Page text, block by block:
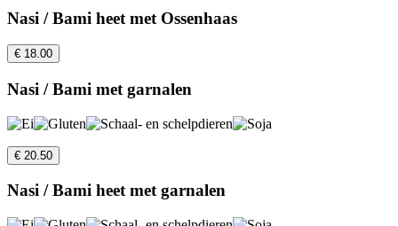
Nasi / Bami heet met Ossenhaas
€ 18.00
Nasi / Bami met garnalen
€ 20.50
Nasi / Bami heet met garnalen